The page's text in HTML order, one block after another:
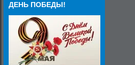
ДЕНЬ ПОБЕДЫ!